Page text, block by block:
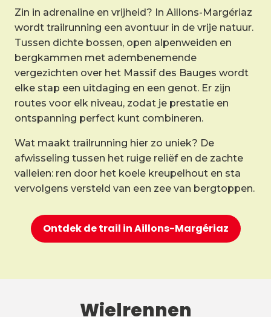
Zin in adrenaline en vrijheid? In Aillons-Margériaz
wordt trailrunning een avontuur in de vrije natuur.
Tussen dichte bossen, open alpenweiden en
bergkammen met adembenemende
vergezichten over het Massif des Bauges wordt
elke stap een uitdaging en een genot. Er zijn
routes voor elk niveau, zodat je prestatie en
ontspanning perfect kunt combineren.
Wat maakt trailrunning hier zo uniek? De
afwisseling tussen het ruige reliëf en de zachte
valleien: ren door het koele kreupelhout en sta
vervolgens versteld van een zee van bergtoppen.
Ontdek de trail in Aillons-Margériaz
Wielrennen